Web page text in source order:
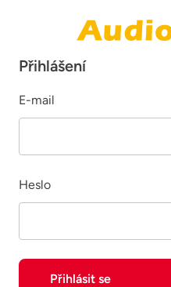
Přihlášení
E-mail
Heslo